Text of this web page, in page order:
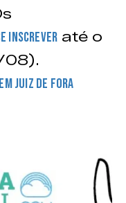
inscrever até o
08).
Juiz de Fora